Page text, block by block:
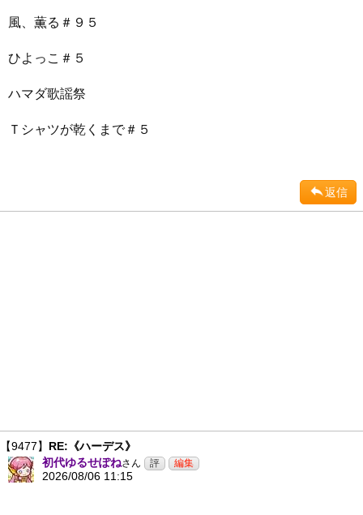
風、薫る＃９５
ひよっこ＃５
ハマダ歌謡祭
Ｔシャツが乾くまで＃５
返信
【9477】 RE:《ハーデス》
初代ゆるせぽねさん
2026/08/06 11:15